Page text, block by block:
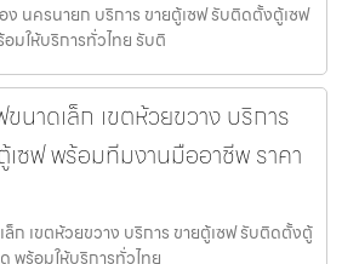
นครนายก บริการ ขายตู้เซฟ รับติดตั้งตู้เซฟ
มให้บริการทั่วไทย รับติ
นาดเล็ก เขตห้วยขวาง บริการ
ซฟ พร้อมทีมงานมืออาชีพ ราคา
ก เขตห้วยขวาง บริการ ขายตู้เซฟ รับติดตั้งตู้
พร้อมให้บริการทั่วไทย